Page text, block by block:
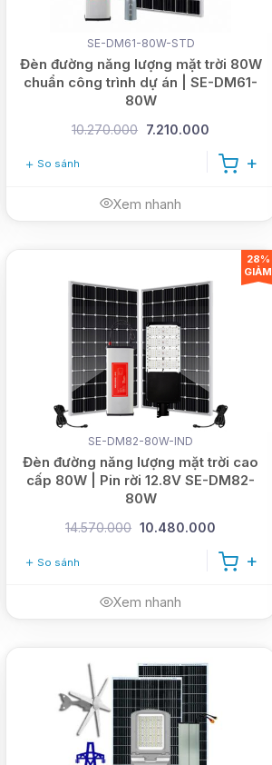
SE-DM61-80W-STD
Đèn đường năng lượng mặt trời 80W
chuẩn công trình dự án | SE-DM61-
80W
10.270.000 7.210.000
So sánh
Xem nhanh
SE-DM82-80W-IND
Đèn đường năng lượng mặt trời cao
cấp 80W | Pin rời 12.8V SE-DM82-
80W
14.570.000 10.480.000
So sánh
Xem nhanh
28%
GIẢM